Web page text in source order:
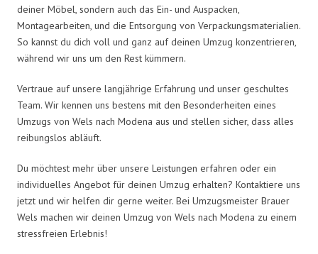
deiner Möbel, sondern auch das Ein- und Auspacken,
Montagearbeiten, und die Entsorgung von Verpackungsmaterialien.
So kannst du dich voll und ganz auf deinen Umzug konzentrieren,
während wir uns um den Rest kümmern.
Vertraue auf unsere langjährige Erfahrung und unser geschultes
Team. Wir kennen uns bestens mit den Besonderheiten eines
Umzugs von Wels nach Modena aus und stellen sicher, dass alles
reibungslos abläuft.
Du möchtest mehr über unsere Leistungen erfahren oder ein
individuelles Angebot für deinen Umzug erhalten? Kontaktiere uns
jetzt und wir helfen dir gerne weiter. Bei Umzugsmeister Brauer
Wels machen wir deinen Umzug von Wels nach Modena zu einem
stressfreien Erlebnis!